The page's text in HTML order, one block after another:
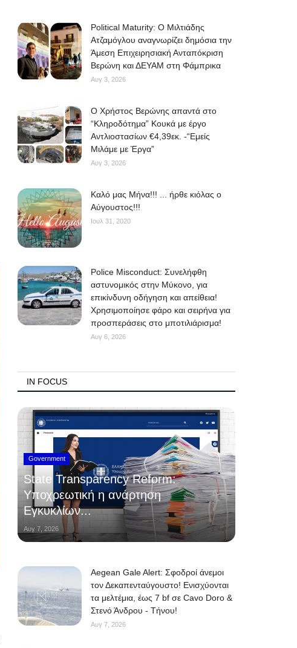
Political Maturity: Ο Μιλτιάδης
Ατζαμόγλου αναγνωρίζει δημόσια την
Άμεση Επιχειρησιακή Ανταπόκριση
Βερώνη και ΔΕΥΑΜ στη Φάμπρικα
Αυγ 3, 2026
O Χρήστος Βερώνης απαντά στο
“Κληροδότημα” Κουκά με έργο
Αντλιοστασίων €4,39εκ. -“Εμείς
Μιλάμε με Έργα”
Αυγ 3, 2026
Kαλό μας Μήνα!!! ... ήρθε κιόλας ο
Αύγουστος!!!
Ιουλ 31, 2020
Police Misconduct: Συνελήφθη
αστυνομικός στην Μύκονο, για
επικίνδυνη οδήγηση και απείθεια!
Χρησιμοποίησε φάρο και σειρήνα για
προσπεράσεις στο μποτιλιάρισμα!
Αυγ 6, 2026
IN FOCUS
Government
State Transparency Reform:
Υποχρεωτική η ανάρτηση
Εγκυκλίων...
Αυγ 7, 2026
Aegean Gale Alert: Σφοδροί άνεμοι
τον Δεκαπενταύγουστο! Ενισχύονται
τα μελτέμια, έως 7 bf σε Cavo Doro &
Στενό Άνδρου - Τήνου!
Αυγ 7, 2026